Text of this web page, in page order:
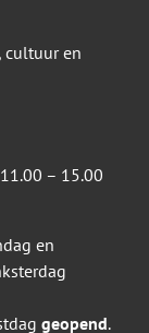
cultuur en
– 15.00
en
geopend.